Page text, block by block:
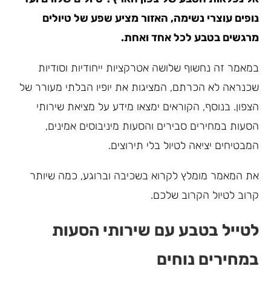
נופים עוצרי נשימה, האזור מציע שפע של טיולים
מרגשים בטבע לכל אחד ואחת.
במאמר זה נחשוף שלושה אטרקציות ייחודיות וסודיות
שכנראה לא הכרתם, המציגות את יופיו הבלתי מעורר של
הצפון. בנוסף, הקוראים ימצאו מידע על מציאת שירותי
הסעות במחירים סבירים והסעות מיניבוסים אמינים,
המבטיחים יציאה לטיול בלי תירוצים.
את המאמר מומלץ לקרוא בשכיבה וברוגע, כמה שיותר
קרוב לטיול הקרוב שלכם.
לטייל בטבע עם שירותי הסעות
במחירים נוחים